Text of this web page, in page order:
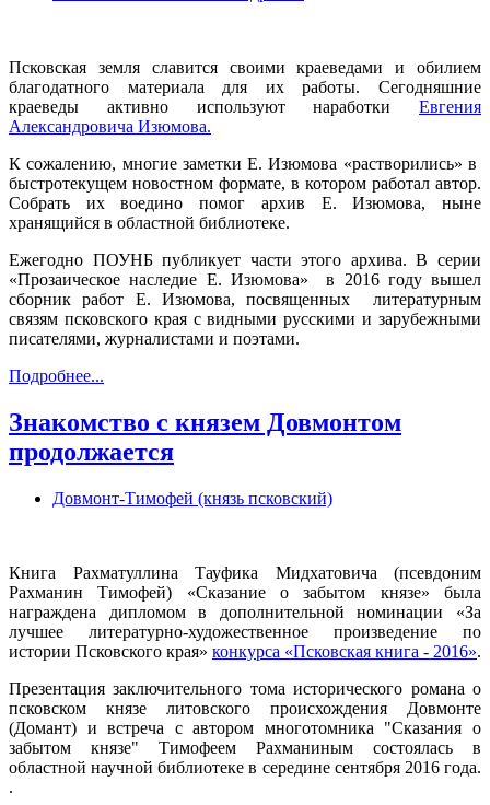
Псковская земля славится своими краеведами и обилием
благодатного материала для их работы. Сегодняшние
краеведы активно используют наработки Евгения
Александровича Изюмова.
К сожалению, многие заметки Е. Изюмова «растворились» в
быстротекущем новостном формате, в котором работал автор.
Собрать их воедино помог архив Е. Изюмова, ныне
хранящийся в областной библиотеке.
Ежегодно ПОУНБ публикует части этого архива. В серии
«Прозаическое наследие Е. Изюмова» в 2016 году вышел
сборник работ Е. Изюмова, посвященных литературным
связям псков­ского края с видными русскими и зарубежными
писателями, журналистами и поэтами.
Подробнее...
Знакомство с князем Довмонтом
продолжается
Довмонт-Тимофей (князь псковский)
Книга Рахматуллина Тауфика Мидхатовича (псевдоним
Рахманин Тимофей) «Сказание о забытом князе» была
награждена дипломом в дополнительной номинации «За
лучшее литературно-художественное произведение по
истории Псковского края» конкурса «Псковская книга - 2016».
Презентация заключительного тома исторического романа о
псковском князе литовского происхождения Довмонте
(Домант) и встреча с автором многотомника "Сказания о
забытом князе" Тимофеем Рахманиным состоялась в
областной научной библиотеке в середине сентября 2016 года.
.